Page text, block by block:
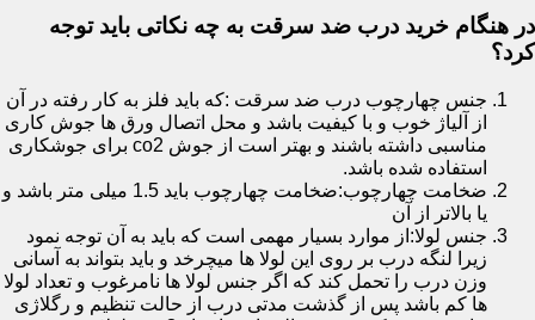
در هنگام خرید درب ضد سرقت به چه نکاتی باید توجه
کرد؟
جنس چهارچوب درب ضد سرقت :که باید فلز به کار رفته در آن
از آلیاژ خوب و با کیفیت باشد و محل اتصال ورق ها جوش کاری
مناسبی داشته باشند و بهتر است از جوش co2 برای جوشکاری
استفاده شده باشد.
ضخامت چهارچوب:ضخامت چهارچوب باید 1.5 میلی متر باشد و
یا بالاتر از آن
جنس لولا:از موارد بسیار مهمی است که باید به آن توجه نمود
زیرا لنگه درب بر روی این لولا ها میچرخد و باید بتواند به آسانی
وزن درب را تحمل کند که اگر جنس لولا ها نامرغوب و تعداد لولا
ها کم باشد پس از گذشت مدتی درب از حالت تنظیم و رگلاژی